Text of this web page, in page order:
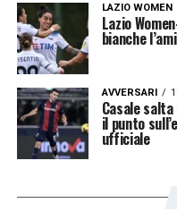
LAZIO WOMEN
Lazio
bianche
AVVERSARI
Casale
il punto
ufficiale